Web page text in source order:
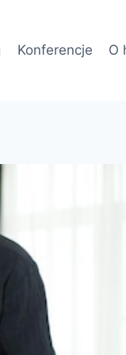
Konferencje O